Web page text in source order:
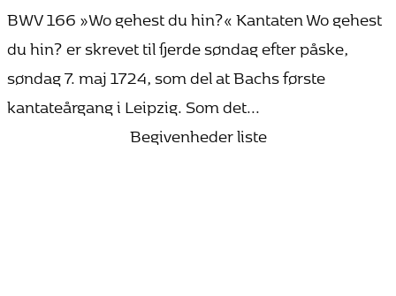
BWV 166 »Wo gehest du hin?« Kantaten Wo gehest
du hin? er skrevet til fjerde søndag efter påske,
søndag 7. maj 1724, som del at Bachs første
kantateårgang i Leipzig. Som det...
Begivenheder liste